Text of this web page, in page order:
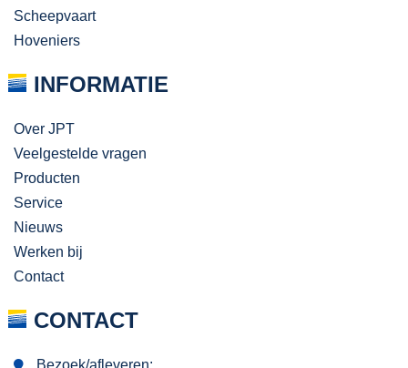
Scheepvaart
Hoveniers
INFORMATIE
Over JPT
Veelgestelde vragen
Producten
Service
Nieuws
Werken bij
Contact
CONTACT
Bezoek/afleveren: